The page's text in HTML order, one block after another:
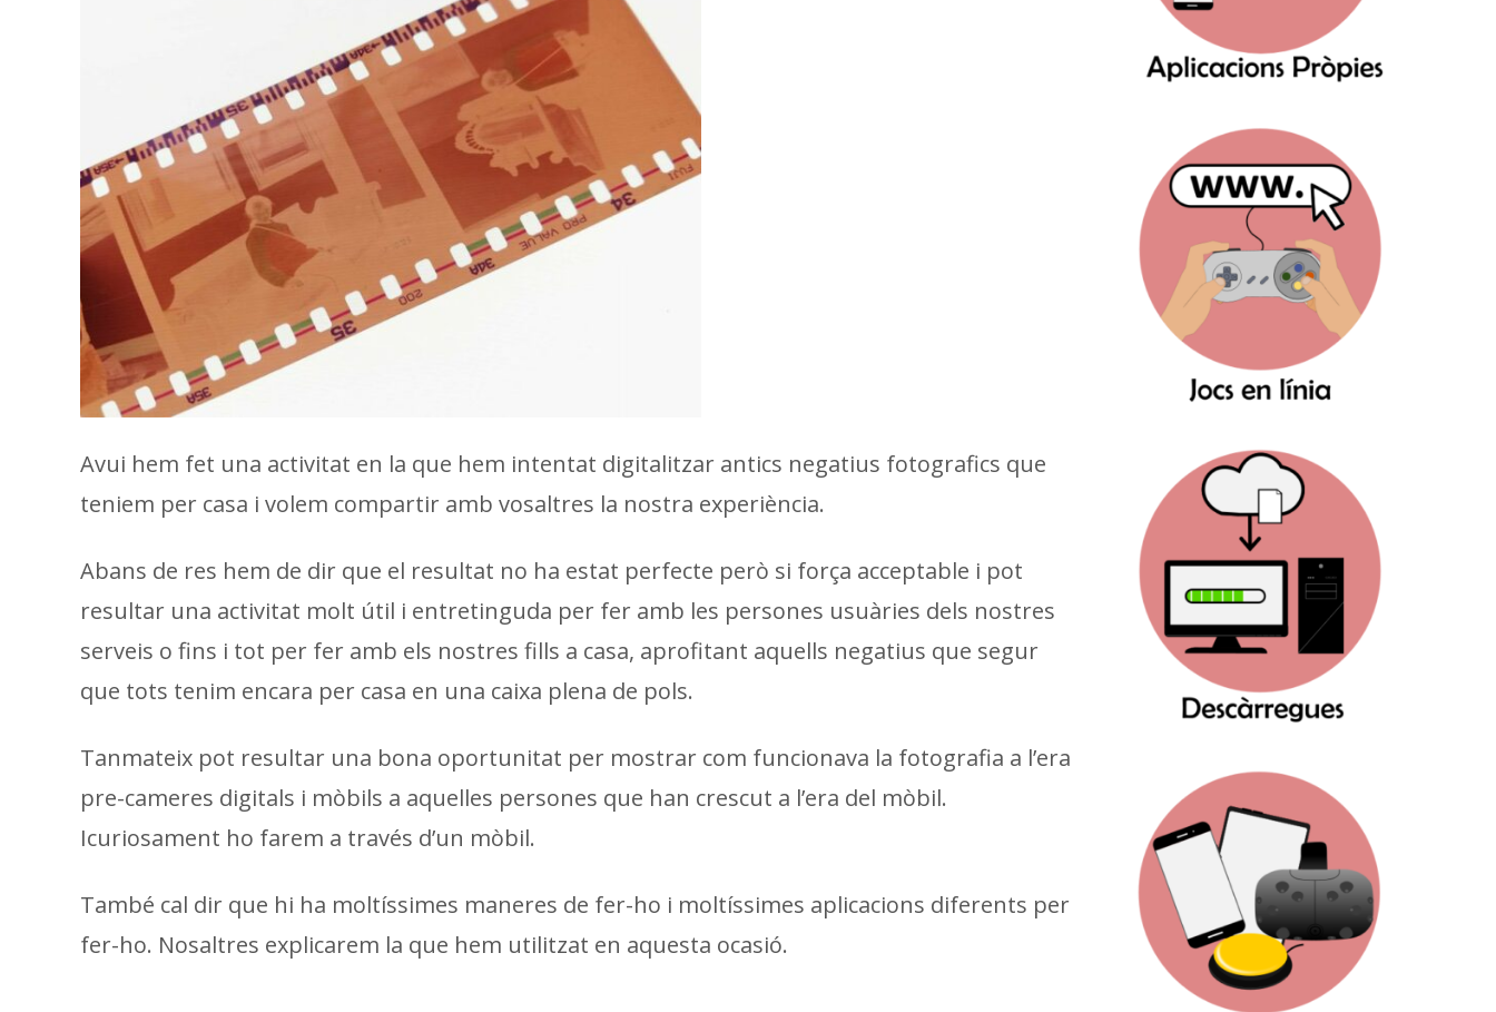
Avui hem fet una activitat en la que hem intentat digitalitzar antics negatius fotografics que
teniem per casa i volem compartir amb vosaltres la nostra experiència.
Abans de res hem de dir que el resultat no ha estat perfecte però si força acceptable i pot
resultar una activitat molt útil i entretinguda per fer amb les persones usuàries dels nostres
serveis o fins i tot per fer amb els nostres fills a casa, aprofitant aquells negatius que segur
que tots tenim encara per casa en una caixa plena de pols.
Tanmateix pot resultar una bona oportunitat per mostrar com funcionava la fotografia a l’era
pre-cameres digitals i mòbils a aquelles persones que han crescut a l’era del mòbil.
Icuriosament ho farem a través d’un mòbil.
També cal dir que hi ha moltíssimes maneres de fer-ho i moltíssimes aplicacions diferents per
fer-ho. Nosaltres explicarem la que hem utilitzat en aquesta ocasió.